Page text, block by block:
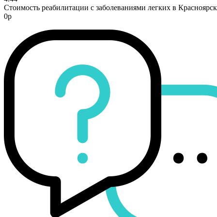
Стоимость реабилитации с заболеваниями легких в
0р